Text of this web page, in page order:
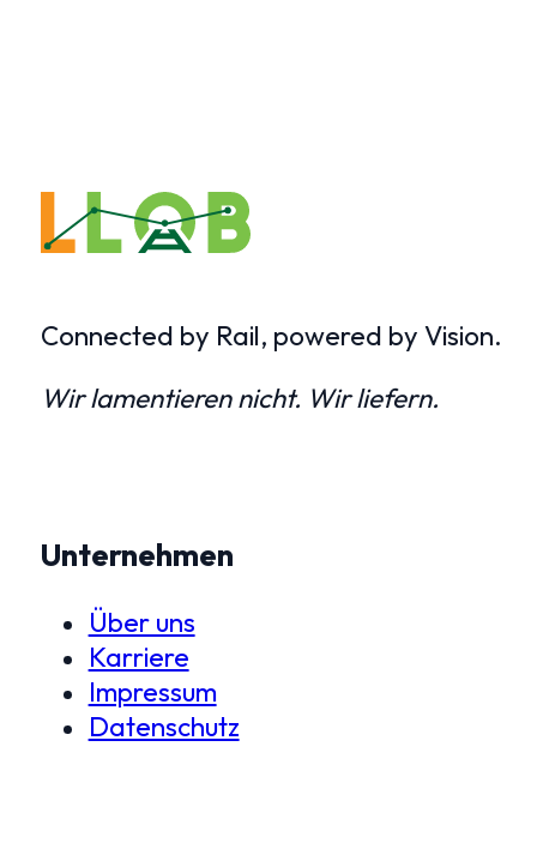
Connected by Rail, powered by Vision.
Wir lamentieren nicht. Wir liefern.
Unternehmen
Über uns
Karriere
Impressum
Datenschutz